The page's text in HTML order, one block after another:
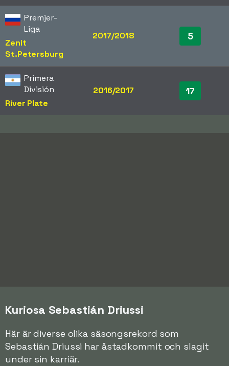
Premjer-
Liga
Zenit
St.Petersburg
2017/2018 5
Primera
División
River Plate
2016/2017 17
Kuriosa Sebastián Driussi
Här är diverse olika säsongsrekord som
Sebastián Driussi har åstadkommit och slagit
under sin karriär.